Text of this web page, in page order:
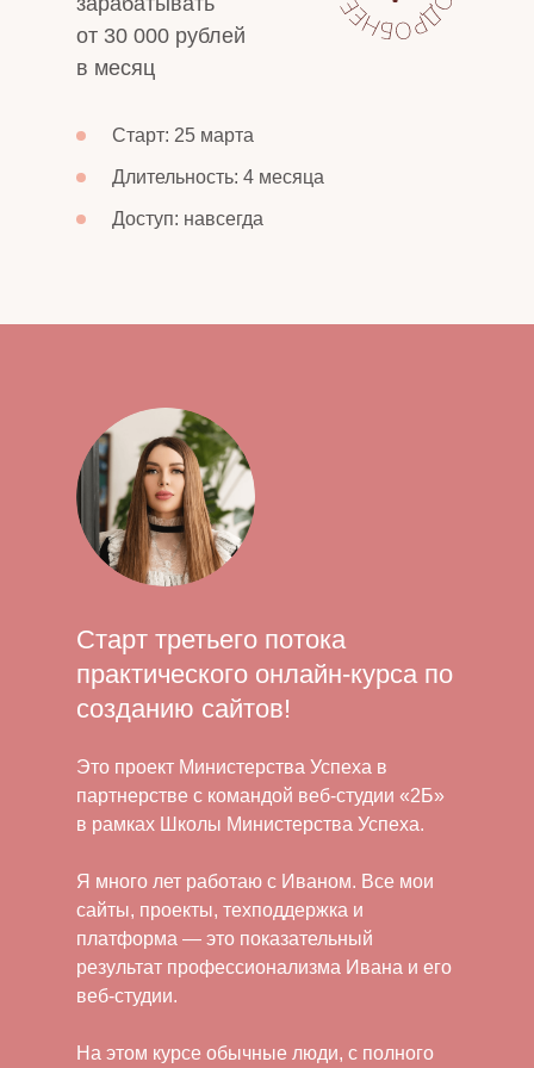
Старт: 25 марта
Длительность: 4 месяца
Доступ: навсегда
от 30 000 рублей
в месяц
Старт:
28 февраля
Это проект Министерства Успеха в
партнерстве с командой веб-студии «2Б»
в рамках Школы Министерства Успеха.
Я много лет работаю с Иваном. Все мои
сайты, проекты, техподдержка и
платформа — это показательный
результат профессионализма Ивана и его
веб-студии.
На этом курсе обычные люди, с полного
Старт третьего потока
практического онлайн-курса по
созданию сайтов!